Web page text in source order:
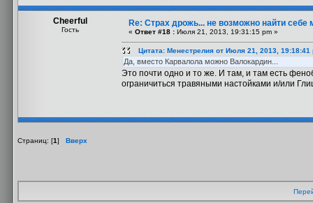
Cheerful
Гость
Re: Страх дрожь... не возможно найти себе
« Ответ #18 : Июля 21, 2013, 19:31:15 pm »
Цитата: Менестрелия от Июля 21, 2013, 19:18:41
Да, вместо Карвалола можно Валокардин...
Это почти одно и то же. И там, и там есть
ограничиться травяными настойками и/или
Страниц: [1] Вверх